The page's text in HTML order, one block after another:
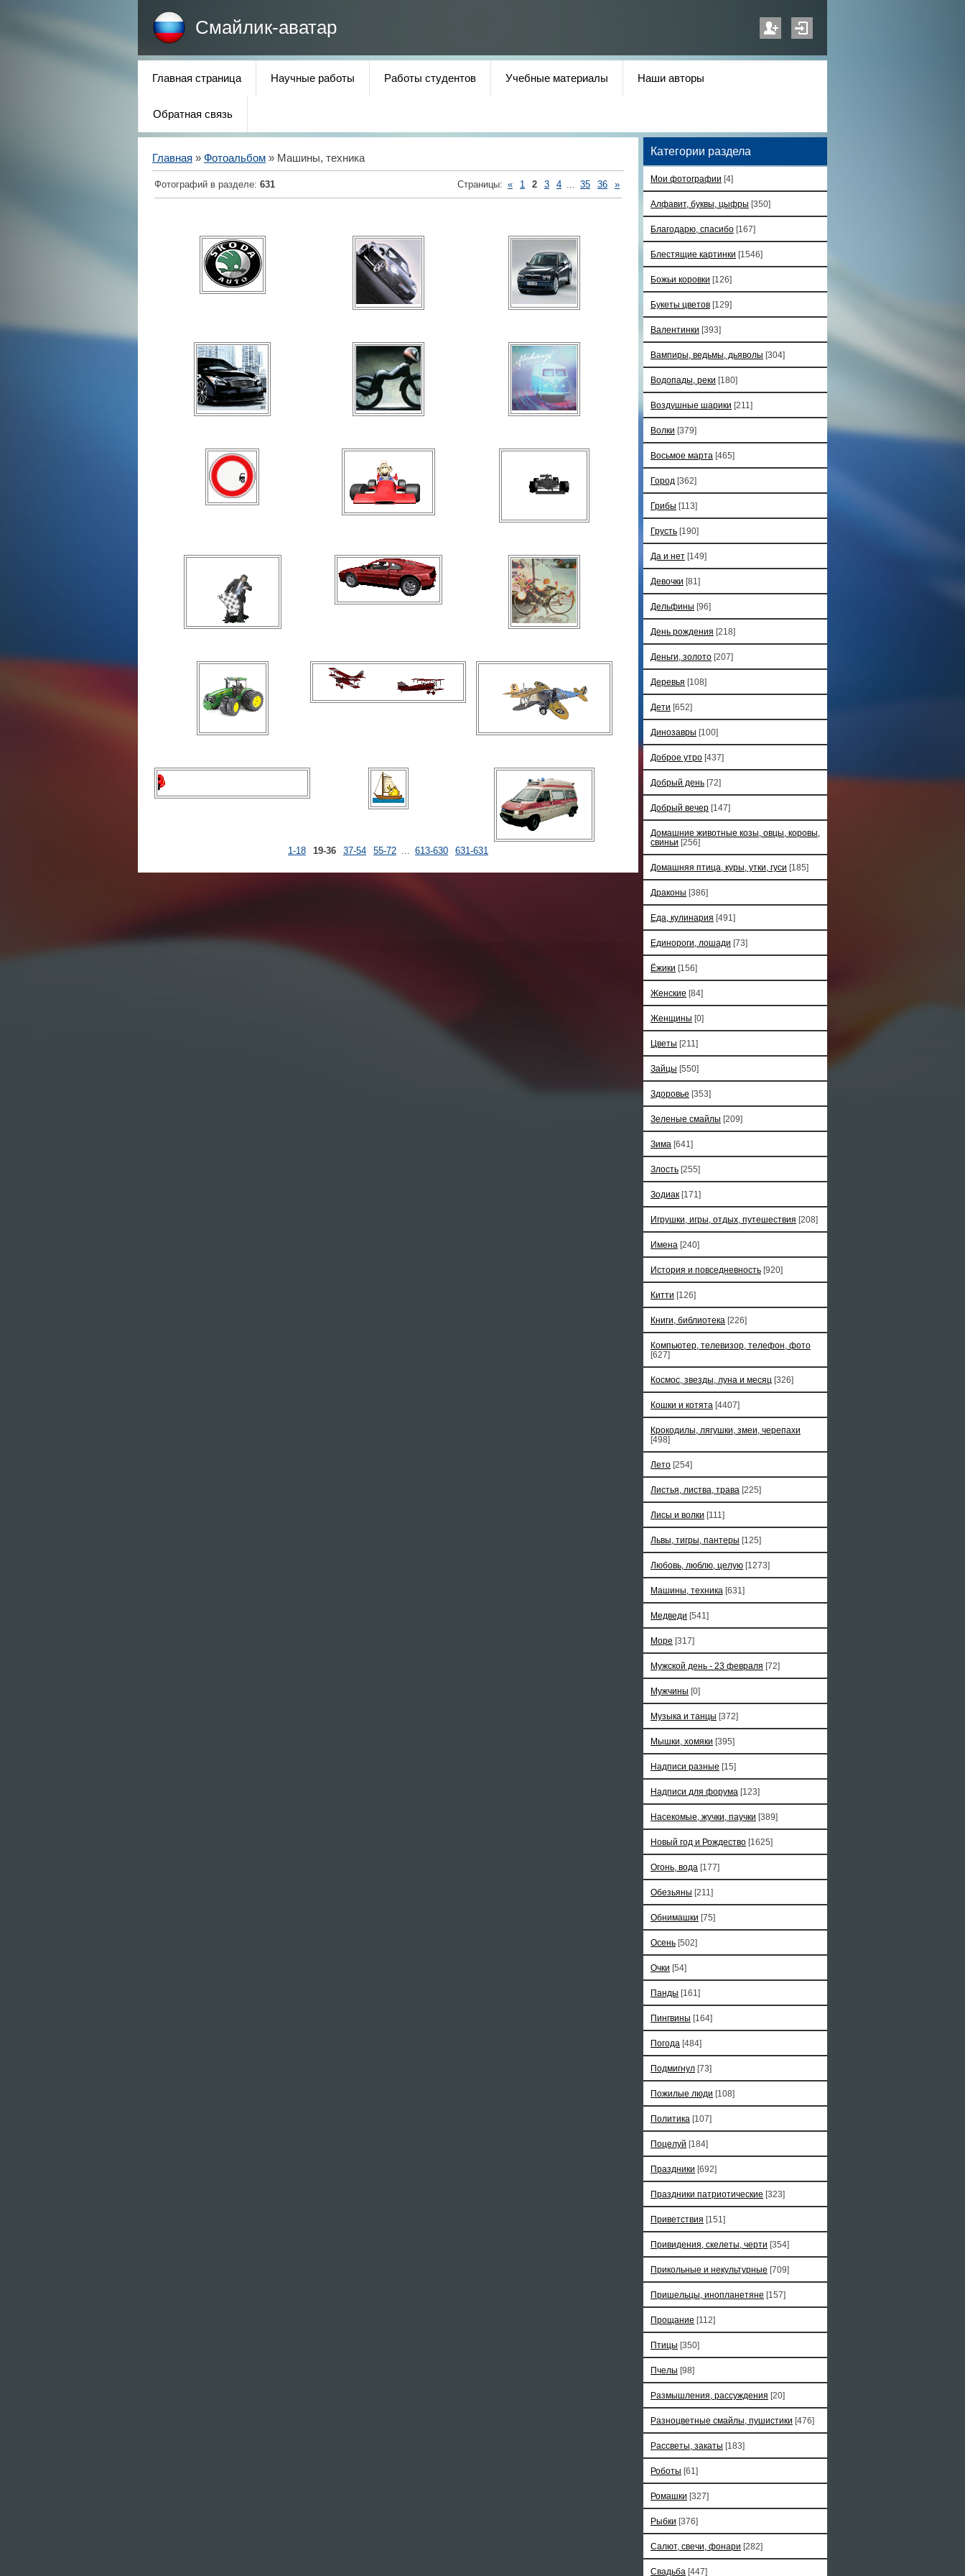
Смайлик-аватар
Главная страница Научные работы Работы студентов Учебные материалы Наши авторы
Обратная связь
Главная » Фотоальбом » Машины, техника
Фотографий в разделе: 631 Страницы: « 1 2 3 4 35 36 »
1-18 19-36 37-54 55-72 613-630 631-631
Категории раздела
Мои фотографии [4]
Алфавит, буквы, цыфры [350]
Благодарю, спасибо [167]
Блестящие картинки [1546]
Божьи коровки [126]
Букеты цветов [129]
Валентинки [393]
Вампиры, ведьмы, дьяволы [304]
Водопады, реки [180]
Воздушные шарики [211]
Волки [379]
Восьмое марта [465]
Город [362]
Грибы [113]
Грусть [190]
Да и нет [149]
Девочки [81]
Дельфины [96]
День рождения [218]
Деньги, золото [207]
Деревья [108]
Дети [652]
Динозавры [100]
Доброе утро [437]
Добрый день [72]
Добрый вечер [147]
Домашние животные козы, овцы, коровы,
свиньи [256]
Домашняя птица, куры, утки, гуси [185]
Драконы [386]
Еда, кулинария [491]
Единороги, лошади [73]
Ёжики [156]
Женские [84]
Женщины [0]
Цветы [211]
Зайцы [550]
Здоровье [353]
Зеленые смайлы [209]
Зима [641]
Злость [255]
Зодиак [171]
Игрушки, игры, отдых, путешествия [208]
Имена [240]
История и повседневность [920]
Китти [126]
Книги, библиотека [226]
Компьютер, телевизор, телефон, фото
[627]
Космос, звезды, луна и месяц [326]
Кошки и котята [4407]
Крокодилы, лягушки, змеи, черепахи
[498]
Лето [254]
Листья, листва, трава [225]
Лисы и волки [111]
Львы, тигры, пантеры [125]
Любовь, люблю, целую [1273]
Машины, техника [631]
Медведи [541]
Море [317]
Мужской день - 23 февраля [72]
Мужчины [0]
Музыка и танцы [372]
Мышки, хомяки [395]
Надписи разные [15]
Надписи для форума [123]
Насекомые, жучки, паучки [389]
Новый год и Рождество [1625]
Огонь, вода [177]
Обезьяны [211]
Обнимашки [75]
Осень [502]
Очки [54]
Панды [161]
Пингвины [164]
Погода [484]
Подмигнул [73]
Пожилые люди [108]
Политика [107]
Поцелуй [184]
Праздники [692]
Праздники патриотические [323]
Приветствия [151]
Привидения, скелеты, черти [354]
Прикольные и некультурные [709]
Пришельцы, инопланетяне [157]
Прощание [112]
Птицы [350]
Пчелы [98]
Размышления, рассуждения [20]
Разноцветные смайлы, пушистики [476]
Рассветы, закаты [183]
Роботы [61]
Ромашки [327]
Рыбки [376]
Салют, свечи, фонари [282]
Свадьба [447]